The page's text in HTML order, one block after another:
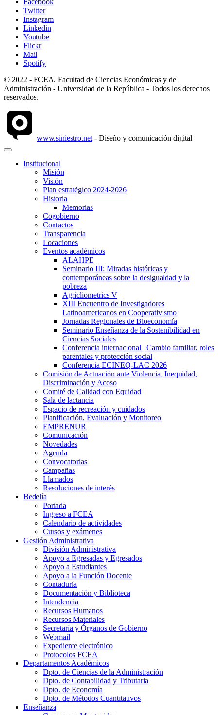
Twitter
Instagram
Linkedin
Youtube
Flickr
Mail
Spotify
© 2022 - FCEA. Facultad de Ciencias Económicas y de
Administración - Universidad de la República - Todos los derechos
reservados.
www.siniestro.net - Diseño y comunicación digital
Institucional
Misión
Visión
Plan estratégico 2024-2026
Historia
Memorias
Cogobierno
Contactos
Transparencia
Locaciones
Eventos académicos
ALAHPE
Seminario III: Miradas históricas y
contemporáneas sobre la desigualdad y la
pobreza
Agricliometrics V
XIII Encuentro de Investigadores
Latinoamericanos en Cooperativismo
Jornadas Regionales de Bioeconomía
Seminario Enseñanza de la Sostenibilidad en
Ciencias Sociales
Conferencia internacional | Cambio familiar, roles
parentales y protección social
Conferencia ECINEQ-LAC 2026
Comisión de Actuación ante Violencia, Inequidad,
Discriminación y Acoso
Comité de Calidad con Equidad
Sala de lactancia
Espacio de recreación y cuidados
Planificación, Evaluación y Monitoreo
EMPRENUR
Comunicación
Novedades
Agenda
Convocatorias
Campañas
Llamados
Resoluciones de interés
Bedelía
Portada
Ingreso a FCEA
Calendario de actividades
Cursos y exámenes
Gestión Administrativa
División Administrativa
Apoyo a Egresadas y Egresados
Apoyo a Estudiantes
Apoyo a la Función Docente
Contaduría
Documentación y Biblioteca
Intendencia
Recursos Humanos
Recursos Materiales
Secretaría y Órganos de Gobierno
Webmail
Expediente electrónico
Protocolos FCEA
Departamentos Académicos
Dpto. de Ciencias de la Administración
Dpto. de Contabilidad y Tributaria
Dpto. de Economía
Dpto. de Métodos Cuantitativos
Enseñanza